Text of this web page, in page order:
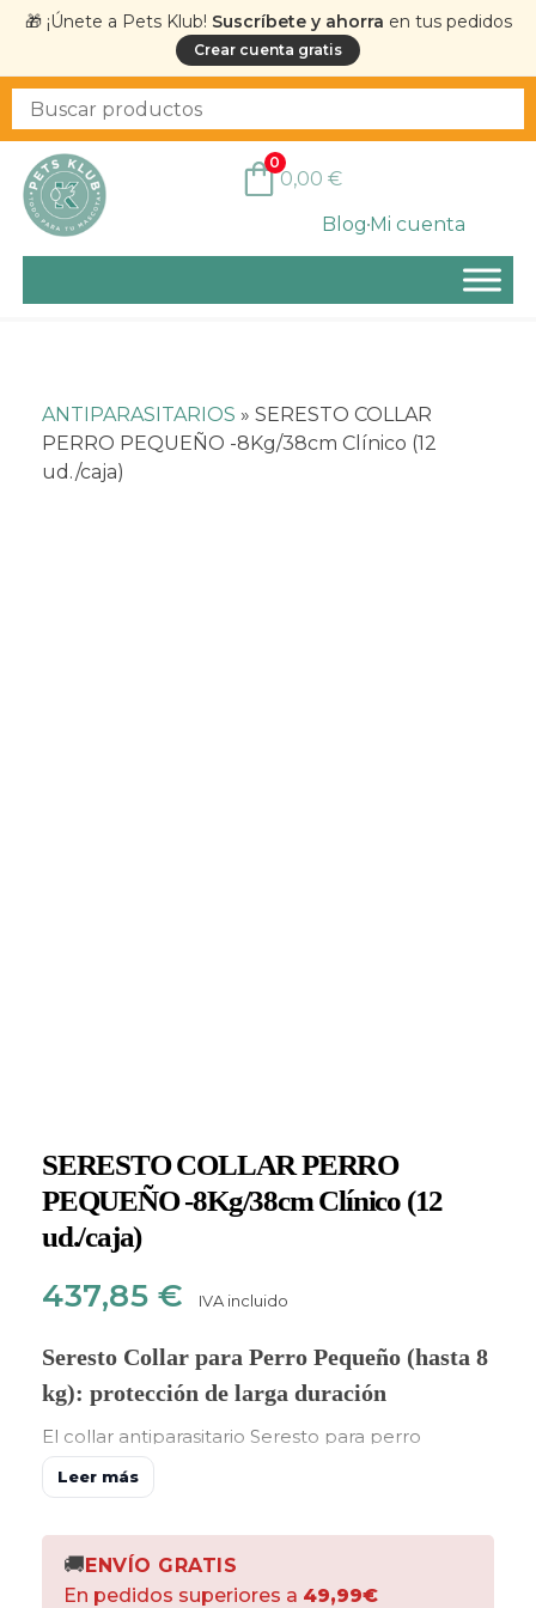
🎁 ¡Únete a Pets Klub! Suscríbete y ahorra en tus pedidos
Crear cuenta gratis
BlogMi cuenta
0
0,00 €
ANTIPARASITARIOS » SERESTO COLLAR
PERRO PEQUEÑO -8Kg/38cm Clínico (12
ud./caja)
SERESTO COLLAR PERRO
PEQUEÑO -8Kg/38cm Clínico (12
ud./caja)
437,85€ IVA incluido
Seresto Collar para Perro Pequeño (hasta 8
kg): protección de larga duración
El collar antiparasitario Seresto para perro
pequeño protege a tu mascota frente a pulgas,
garrapatas y piojos durante 7 a 8 meses con una
comodidad de uso. Este formato es la
de 12 collares de 38 cm, pensada para clínicas
Leer más
🚚ENVÍO GRATIS
En pedidos superiores a 49,99€